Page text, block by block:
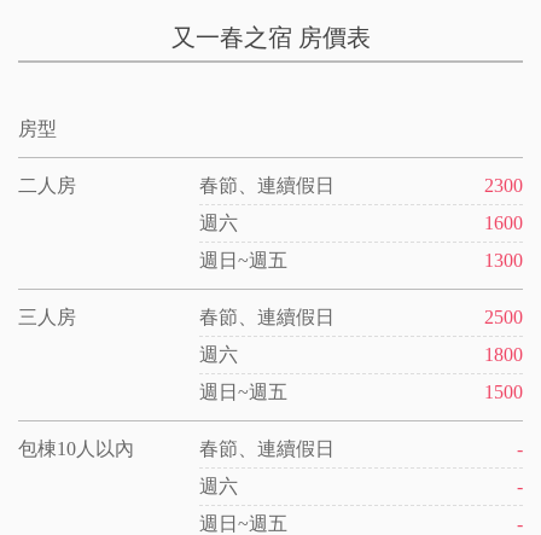
又一春之宿 房價表
房型
二人房 春節、連續假日
2300
週六
1600
週日~週五
1300
三人房 春節、連續假日
2500
週六
1800
週日~週五
1500
包棟10人以內 春節、連續假日
-
週六
-
週日~週五
-